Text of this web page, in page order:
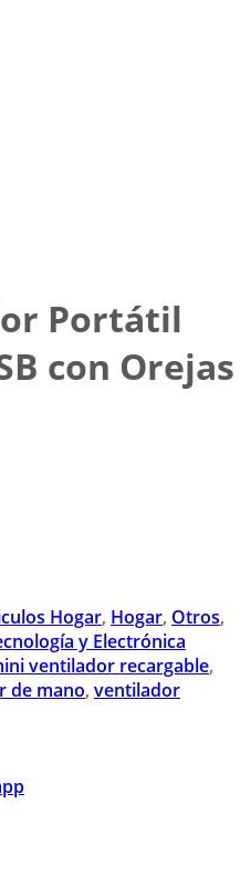
Portátil
con Orejas
Hogar, Hogar, Otros,
y Electrónica
ventilador recargable,
de mano, ventilador